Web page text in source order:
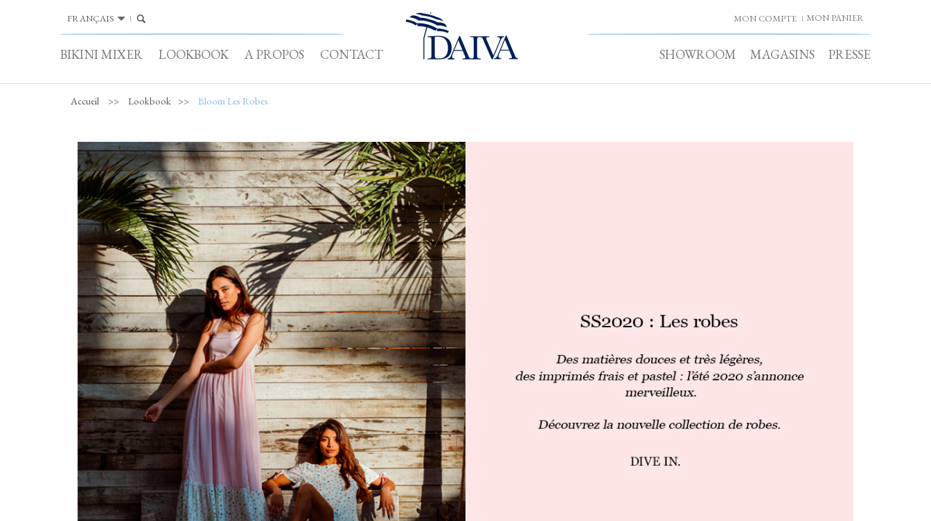
FRANÇAIS MON PANIER
MON COMPTE
BIKINI MIXER LOOKBOOK A PROPOS CONTACT PRESSE
MAGASINS
SHOWROOM
Accueil >> Lookbook >> Bloom Les Robes